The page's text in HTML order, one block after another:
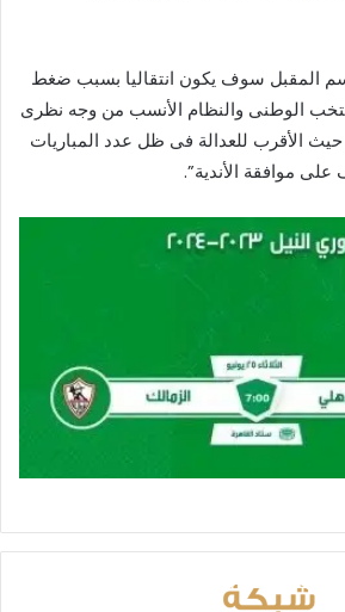
المقبل سوف يكون انتقاليا بسبب ضغط
الوطنى والنظام الأنسب من وجه نظرى
حيث الأقرب للعدالة فى ظل عدد المباريات
موافقة الأندية”.